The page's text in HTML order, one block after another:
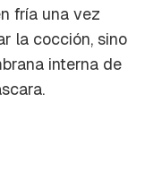
fría una vez
la cocción, sino
interna de